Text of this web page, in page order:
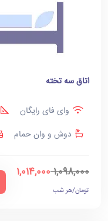
اتاق سه تخته
وای فای رایگان
دوش و وان حمام
1,098,000
1,014,000
تومان/هر شب